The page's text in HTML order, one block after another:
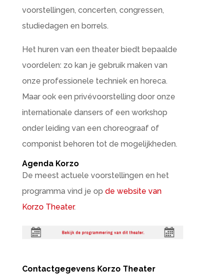
voorstellingen, concerten, congressen,
studiedagen en borrels.
Het huren van een theater biedt bepaalde
voordelen: zo kan je gebruik maken van
onze professionele techniek en horeca.
Maar ook een privévoorstelling door onze
internationale dansers of een workshop
onder leiding van een choreograaf of
componist behoren tot de mogelijkheden.
Agenda Korzo
De meest actuele voorstellingen en het
programma vind je op de website van
Korzo Theater.
Contactgegevens Korzo Theater